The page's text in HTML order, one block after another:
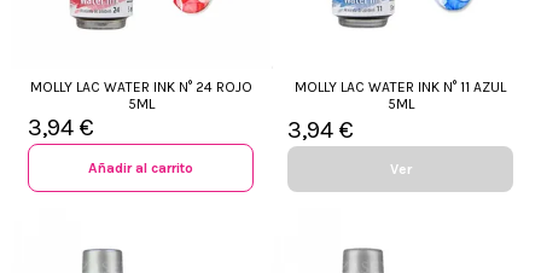
MOLLY LAC WATER INK N° 24 ROJO
5ML
3,94 €
Añadir al carrito
MOLLY LAC WATER INK N° 11 AZUL
5ML
3,94 €
Ver